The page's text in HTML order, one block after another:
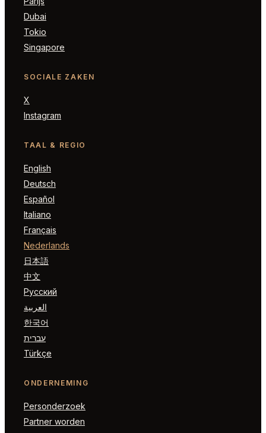
Dubai
Tokio
Singapore
SOCIALE ZAKEN
X
Instagram
TAAL & REGIO
English
Deutsch
Español
Italiano
Français
Nederlands
日本語
中文
Русский
العربية
한국어
עברית
Türkçe
ONDERNEMING
Personderzoek
Partner worden